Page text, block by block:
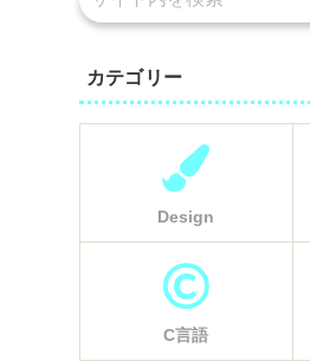
カテゴリー
Design
C言語